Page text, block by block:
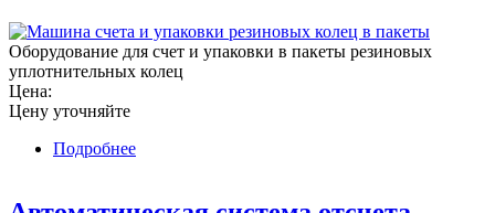
Оборудование для счет и упаковки в пакеты резиновых
уплотнительных колец
Цена:
Цену уточняйте
Подробнее